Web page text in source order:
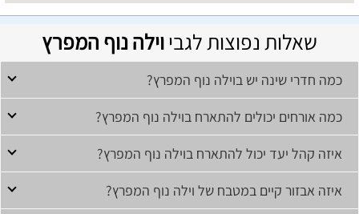
שאלות נפוצות לגביוילה נוף המפרץ
כמה חדרי שינה יש בוילה נוף המפרץ?
כמה אורחים יכולים להתארח בוילה נוף המפרץ?
איזה קהל יעד יכול להתארח בוילה נוף המפרץ?
איזה אבזור קיים במטבח של וילה נוף המפרץ?